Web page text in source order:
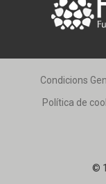
©
Condicions
Política de